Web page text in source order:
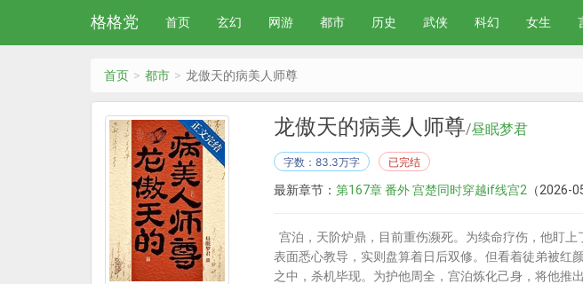
格格党 首页 玄幻 网游 都市 历史 武侠 科幻 女生
首页 都市 龙傲天的病美人师尊
龙傲天的病美人师尊/昼眠梦君
字数：83.3万字 已完结
最新章节： 第167章 番外 宫楚同时穿越if线宫2 （2026-
宫泊，天阶炉鼎，目前重伤濒死。为续命疗伤，他盯
表面悉心教导，实则盘算着日后双修。但看着徒弟被红
之中，杀机毕现。为护他周全，宫泊炼化己身，将他推